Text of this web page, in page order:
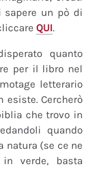
sapere un pò di
QUI.
quanto
per il libro nel
letterario
esiste. Cercherò
che trovo in
quando
natura (se ce ne
verde, basta